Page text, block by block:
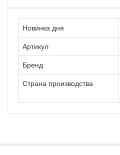
Новинка дня
Артикул
Бренд
Страна производства